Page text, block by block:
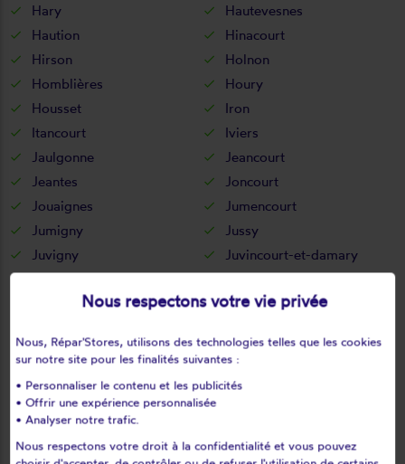
Hary
Hautevesnes
Haution
Hinacourt
Hirson
Holnon
Homblières
Houry
Housset
Iron
Itancourt
Iviers
Jaulgonne
Jeancourt
Jeantes
Joncourt
Jouaignes
Jumencourt
Jumigny
Jussy
Juvigny
Juvincourt-et-damary
La bouteille
La capelle
La celle-sous-montmirail
La chapelle-monthodon
La fère
La ferté-chevresis
La ferté-milon
La hérie
La malmaison
La neuville-en-beine
La neuville-lès-dorengt
La vallée-au-blé
Nous respectons votre vie privée
Nous, Répar'Stores, utilisons des technologies telles que les cookies
sur notre site pour les finalités suivantes :
• Personnaliser le contenu et les publicités
• Offrir une expérience personnalisée
• Analyser notre trafic.
Nous respectons votre droit à la confidentialité et vous pouvez